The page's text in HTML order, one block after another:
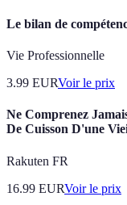
Le bilan de
Vie Professionnelle
3.99 EURVoir le prix
Ne Comprenez
De Cuisson D'une
Rakuten FR
16.99 EURVoir le prix